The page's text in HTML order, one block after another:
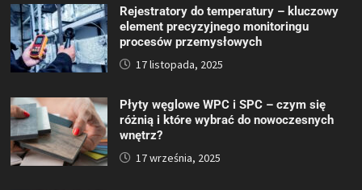
Rejestratory do temperatury – kluczowy
element precyzyjnego monitoringu
procesów przemysłowych
17 listopada, 2025
Płyty węglowe WPC i SPC – czym się
różnią i które wybrać do nowoczesnych
wnętrz?
17 września, 2025